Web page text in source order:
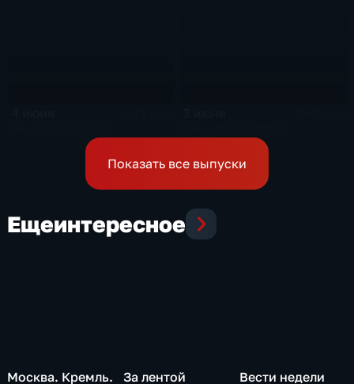
Показать все выпуски
Ещеинтересное
Москва. Кремль.
За лентой Вести недели